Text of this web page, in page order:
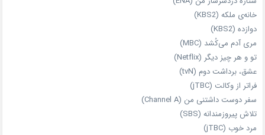
خانه‌ی ملکه (KBS2)
دوازده (KBS2)
مری آدم می‌کُشد (MBC)
تو و هر چیز دیگر (Netflix)
عشق، برداشت دوم (tvN)
فراتر از وکالت (jTBC)
سفر دوست‌ داشتنی من (Channel A)
تلاش پیروزمندانه (SBS)
مرد خوب (jTBC)